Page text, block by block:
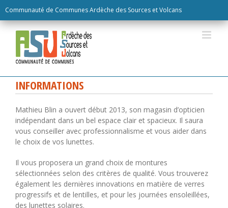
Communauté de Communes Ardèche des Sources et Volcans
to
content
INFORMATIONS
Mathieu Blin a ouvert début 2013, son magasin d’opticien
indépendant dans un bel espace clair et spacieux. Il saura
vous conseiller avec professionnalisme et vous aider dans
le choix de vos lunettes.
Il vous proposera un grand choix de montures
sélectionnées selon des critères de qualité. Vous trouverez
également les dernières innovations en matière de verres
progressifs et de lentilles, et pour les journées ensoleillées,
des lunettes solaires.